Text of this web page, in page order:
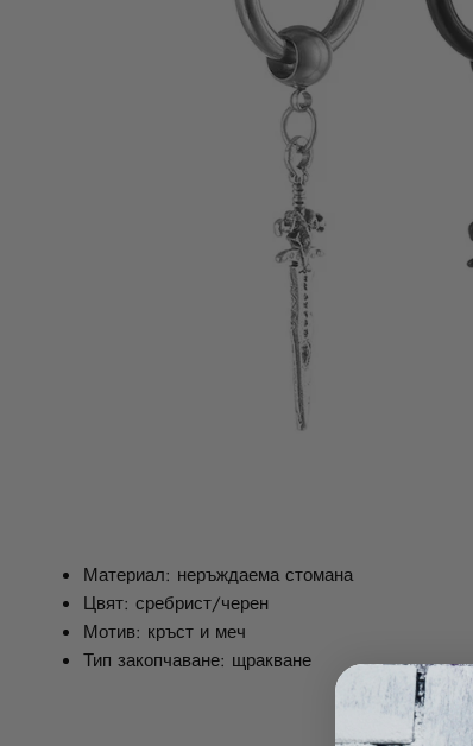
Материал: неръждаема стомана
Цвят: сребрист/черен
Мотив: кръст и меч
Тип закопчаване: щракване